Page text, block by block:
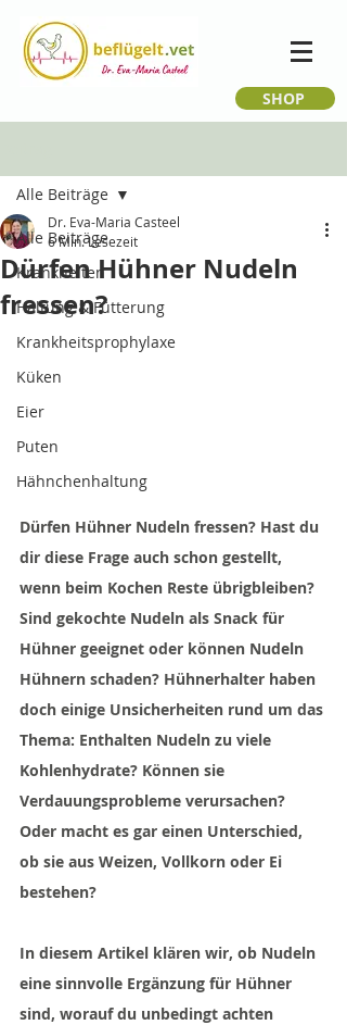
SHOP
Alle Beiträge
Krankheiten
Haltung & Fütterung
Krankheitsprophylaxe
Küken
Eier
Puten
Hähnchenhaltung
Alle Beiträge
Dürfen Hühner Nudeln
fressen?
Dr. Eva-Maria Casteel
6 Min. Lesezeit
Dürfen Hühner Nudeln fressen? Hast du
dir diese Frage auch schon gestellt,
wenn beim Kochen Reste übrigbleiben?
Sind gekochte Nudeln als Snack für
Hühner geeignet oder können Nudeln
Hühnern schaden? Hühnerhalter haben
doch einige Unsicherheiten rund um das
Thema: Enthalten Nudeln zu viele
Kohlenhydrate? Können sie
Verdauungsprobleme verursachen?
Oder macht es gar einen Unterschied,
ob sie aus Weizen, Vollkorn oder Ei
bestehen?
In diesem Artikel klären wir, ob Nudeln
eine sinnvolle Ergänzung für Hühner
sind, worauf du unbedingt achten